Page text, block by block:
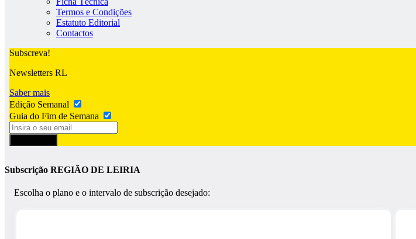
Termos e Condições
Estatuto Editorial
Contactos
Subscreva!
Newsletters RL
Saber mais
Edição Semanal
Guia do Fim de Semana
Subscrição REGIÃO DE LEIRIA
Escolha o plano e o intervalo de subscrição desejado: